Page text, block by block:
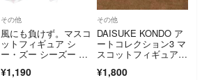
その他
風にも負けず。マスコ
ットフィギュア シ
ー・ズー シーズー ラ
¥1,190
その他
DAISUKE KONDO ア
ートコレクション3 マ
スコットフィギュア
¥1,800